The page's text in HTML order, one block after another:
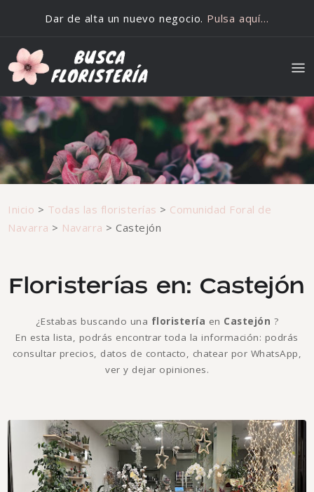
Dar de alta un nuevo negocio. Pulsa aquí…
Inicio > Todas las floristerías > Comunidad Foral de
Navarra > Navarra >Castejón
Floristerías en: Castejón
¿Estabas buscando una floristería en Castejón ?
En esta lista, podrás encontrar toda la información: podrás
consultar precios, datos de contacto, chatear por WhatsApp,
ver y dejar opiniones.